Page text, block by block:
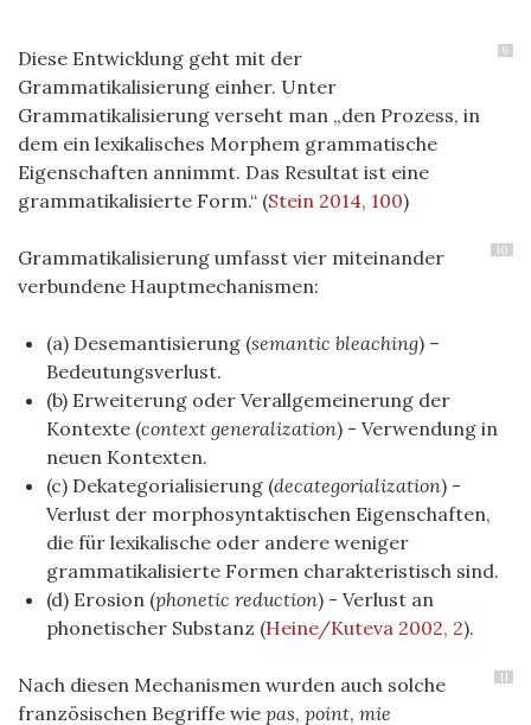
9
Diese Entwicklung geht mit der
Grammatikalisierung einher. Unter
Grammatikalisierung verseht man „den Prozess, in
dem ein lexikalisches Morphem grammatische
Eigenschaften annimmt. Das Resultat ist eine
grammatikalisierte Form.“ (Stein 2014, 100)
10
Grammatikalisierung umfasst vier miteinander
verbundene Hauptmechanismen:
(a) Desemantisierung (semantic bleaching) –
Bedeutungsverlust.
(b) Erweiterung oder Verallgemeinerung der
Kontexte (context generalization) - Verwendung in
neuen Kontexten.
(c) Dekategorialisierung (decategorialization) -
Verlust der morphosyntaktischen Eigenschaften,
die für lexikalische oder andere weniger
grammatikalisierte Formen charakteristisch sind.
(d) Erosion (phonetic reduction) - Verlust an
phonetischer Substanz (Heine/Kuteva 2002, 2).
11
Nach diesen Mechanismen wurden auch solche
französischen Begriffe wie pas, point, mie